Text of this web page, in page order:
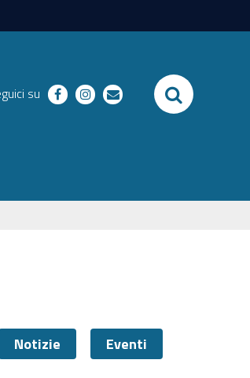
su facebookinstagram
email SEARCH
Notizie Eventi